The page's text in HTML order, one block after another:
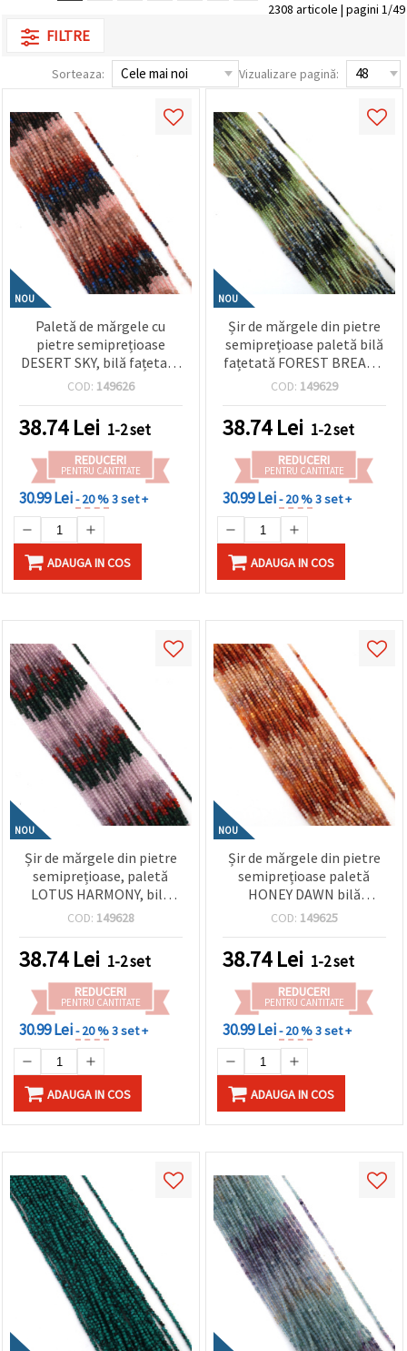
2308 articole | pagini 1/49
FILTRE
Sorteaza: Vizualizare pagină:
NOU
Paletă de mărgele cu
pietre semiprețioase
DESERT SKY, bilă fațetată
2,5 mm ±195 bucăți
COD: 149626
38.74Lei 1-2 set
REDUCERI
PENTRU CANTITATE
30.99 Lei- 20 %3 set +
ADAUGA IN COS
NOU
Șir de mărgele din pietre
semiprețioase paletă bilă
fațetată FOREST BREATH
2,5 mm ±165 bucăți
COD: 149629
38.74Lei 1-2 set
REDUCERI
PENTRU CANTITATE
30.99 Lei- 20 %3 set +
ADAUGA IN COS
NOU
Șir de mărgele din pietre
semiprețioase, paletă
LOTUS HARMONY, bilă
fațetată 2 mm ±215 bucăți
COD: 149628
38.74Lei 1-2 set
REDUCERI
PENTRU CANTITATE
30.99 Lei- 20 %3 set +
ADAUGA IN COS
NOU
Șir de mărgele din pietre
semiprețioase paletă
HONEY DAWN bilă
fațetată 2.3-2.5 mm ±174
COD: 149625
38.74Lei 1-2 set
REDUCERI
PENTRU CANTITATE
30.99 Lei- 20 %3 set +
ADAUGA IN COS